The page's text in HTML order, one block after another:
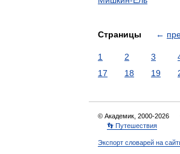
Страницы ←
1 2 3
17
18 19
© Академик, 2000-2026
👣 Путешествия
Экспорт словарей на